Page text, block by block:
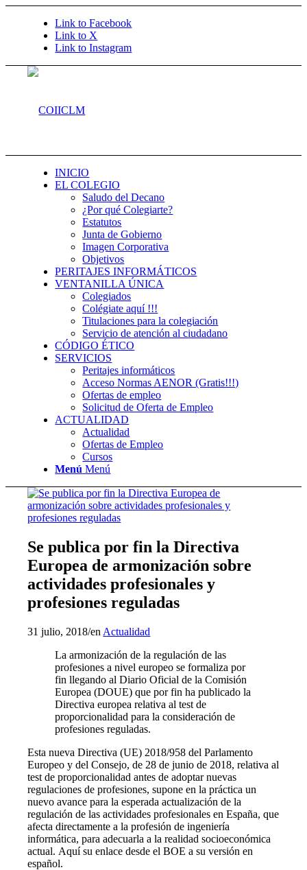
Link to Facebook
Link to X
Link to Instagram
INICIO
EL COLEGIO
Saludo del Decano
¿Por qué Colegiarte?
Estatutos
Junta de Gobierno
Imagen Corporativa
Objetivos
PERITAJES INFORMÁTICOS
VENTANILLA ÚNICA
Colegiados
Colégiate aquí !!!
Titulaciones para la colegiación
Servicio de atención al ciudadano
CÓDIGO ÉTICO
SERVICIOS
Peritajes informáticos
Acceso Normas AENOR (Gratis!!!)
Ofertas de empleo
Solicitud de Oferta de Empleo
ACTUALIDAD
Actualidad
Ofertas de Empleo
Cursos
Menú Menú
Se publica por fin la Directiva
Europea de armonización sobre
actividades profesionales y
profesiones reguladas
31 julio, 2018/en Actualidad
La armonización de la regulación de las
profesiones a nivel europeo se formaliza por
fin llegando al Diario Oficial de la Comisión
Europea (DOUE) que por fin ha publicado la
Directiva europea relativa al test de
proporcionalidad para la consideración de
profesiones reguladas.
Esta nueva Directiva (UE) 2018/958 del Parlamento
Europeo y del Consejo, de 28 de junio de 2018, relativa al
test de proporcionalidad antes de adoptar nuevas
regulaciones de profesiones, supone en la práctica un
nuevo avance para la esperada actualización de la
regulación de las actividades profesionales en España, que
afecta directamente a la profesión de ingeniería
informática, para adecuarla a la realidad socioeconómica
actual. Aquí su enlace desde el BOE a su versión en
español.